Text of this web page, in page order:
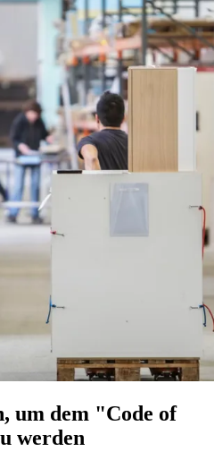
um dem "Code of
werden